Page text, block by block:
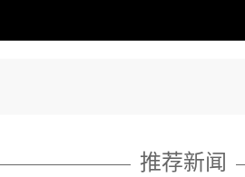
推荐新闻